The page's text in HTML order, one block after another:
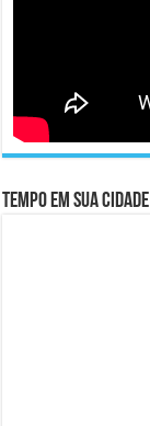
Tempo em sua cidade